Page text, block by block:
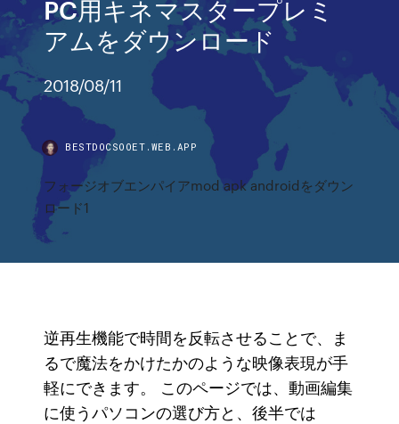
PC用キネマスタープレミ
アムをダウンロード
2018/08/11
BESTDOCSOOET.WEB.APP
フォージオブエンパイアmod apk androidをダウン
ロード1
逆再生機能で時間を反転させることで、ま
るで魔法をかけたかのような映像表現が手
軽にできます。 このページでは、動画編集
に使うパソコンの選び方と、後半では